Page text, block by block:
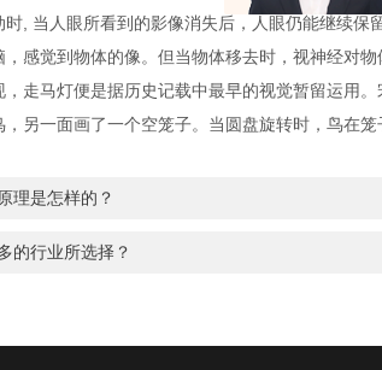
, 当人眼所看到的影像消失后，人眼仍能继续
感觉到物体的像。但当物体移去时，视神经对
马灯便是据历史记载中最早的视觉暂留运用。
另一面画了一个空笼子。当圆盘旋转时，鸟在
理是怎样的？
的行业所选择？